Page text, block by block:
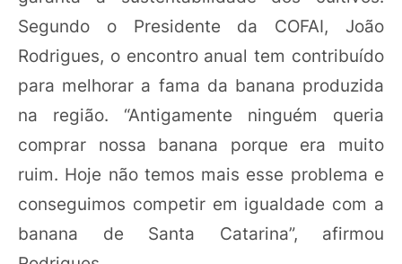
Segundo o Presidente da COFAI, João
Rodrigues, o encontro anual tem contribuído
para melhorar a fama da banana produzida
na região. “Antigamente ninguém queria
comprar nossa banana porque era muito
ruim. Hoje não temos mais esse problema e
conseguimos competir em igualdade com a
banana de Santa Catarina”, afirmou